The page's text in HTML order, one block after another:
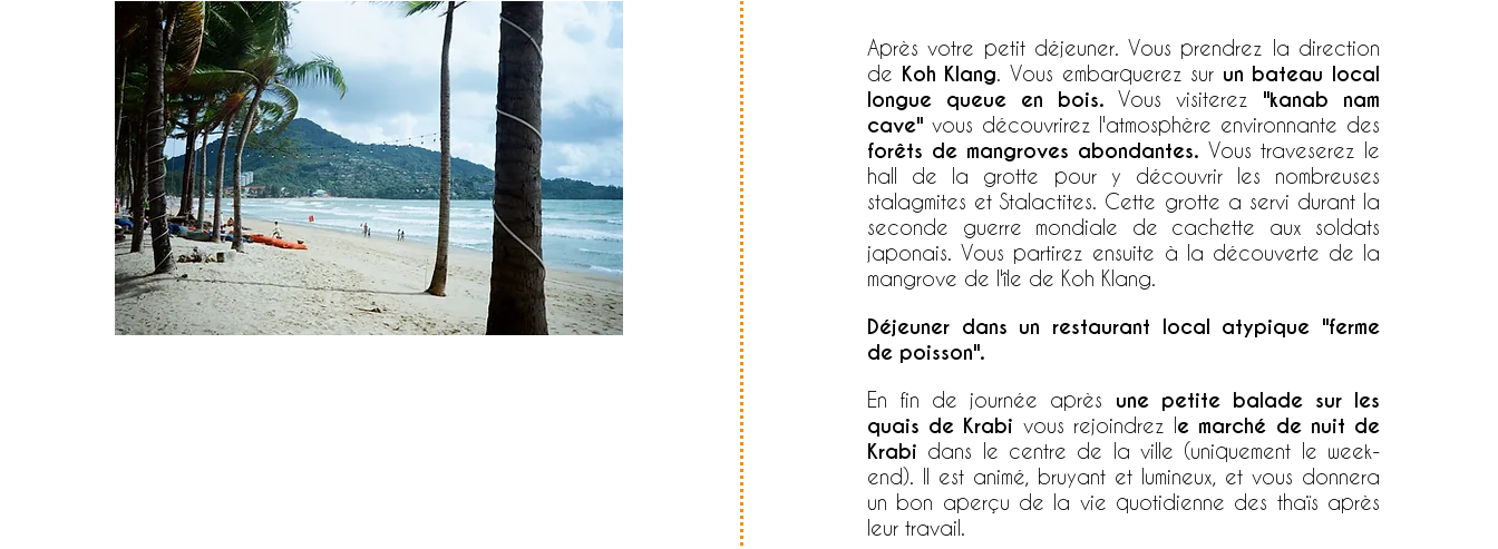
Après votre petit déjeuner. Vous prendrez la direction
de Koh Klang . Vous embarquerez sur un bateau local
longue queue en bois. Vous visiterez
"kanab nam
cave" vous découvrirez l'atmosphère environnante des
forêts de mangroves abondantes. Vous traveserez le
hall de la grotte pour y découvrir les nombreuses
stalagmites et Stalactites. Cette grotte a servi durant la
seconde guerre mondiale de cachette aux soldats
japonais. Vous partirez ensuite à la découverte de la
mangrove de l'île de Koh Klang.
Déjeuner dans un restaurant local atypique "ferme
de poisson".
En fin de journée après une petite balade sur les
quais de Krabi vous rejoindrez l e marché de nuit de
Krabi dans le centre de la ville (uniquement le week-
end). Il est animé, bruyant et lumineux, et vous donnera
un bon aperçu de la vie quotidienne des thaïs après
leur travail.